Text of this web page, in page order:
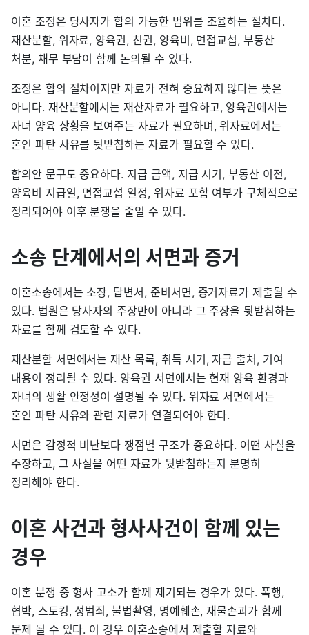
이혼 조정은 당사자가 합의 가능한 범위를 조율하는 절차다.
재산분할, 위자료, 양육권, 친권, 양육비, 면접교섭, 부동산
처분, 채무 부담이 함께 논의될 수 있다.
조정은 합의 절차이지만 자료가 전혀 중요하지 않다는 뜻은
아니다. 재산분할에서는 재산자료가 필요하고, 양육권에서는
자녀 양육 상황을 보여주는 자료가 필요하며, 위자료에서는
혼인 파탄 사유를 뒷받침하는 자료가 필요할 수 있다.
합의안 문구도 중요하다. 지급 금액, 지급 시기, 부동산 이전,
양육비 지급일, 면접교섭 일정, 위자료 포함 여부가 구체적으로
정리되어야 이후 분쟁을 줄일 수 있다.
소송 단계에서의 서면과 증거
이혼소송에서는 소장, 답변서, 준비서면, 증거자료가 제출될 수
있다. 법원은 당사자의 주장만이 아니라 그 주장을 뒷받침하는
자료를 함께 검토할 수 있다.
재산분할 서면에서는 재산 목록, 취득 시기, 자금 출처, 기여
내용이 정리될 수 있다. 양육권 서면에서는 현재 양육 환경과
자녀의 생활 안정성이 설명될 수 있다. 위자료 서면에서는
혼인 파탄 사유와 관련 자료가 연결되어야 한다.
서면은 감정적 비난보다 쟁점별 구조가 중요하다. 어떤 사실을
주장하고, 그 사실을 어떤 자료가 뒷받침하는지 분명히
정리해야 한다.
이혼 사건과 형사사건이 함께 있는
경우
이혼 분쟁 중 형사 고소가 함께 제기되는 경우가 있다. 폭행,
협박, 스토킹, 성범죄, 불법촬영, 명예훼손, 재물손괴가 함께
문제 될 수 있다. 이 경우 이혼소송에서 제출할 자료와